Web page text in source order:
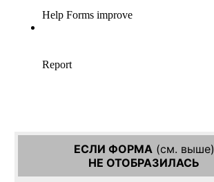
ЕСЛИ ФОРМА (см. выше)
НЕ ОТОБРАЗИЛАСЬ